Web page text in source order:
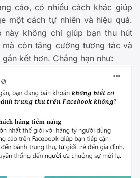
cáo, có nhiều cách khác giúp
một cách tự nhiên và hiệu quả.
này không chỉ giúp bạn thu hút
còn tăng cường tương tác và
kết hơn. Chẳng hạn như: